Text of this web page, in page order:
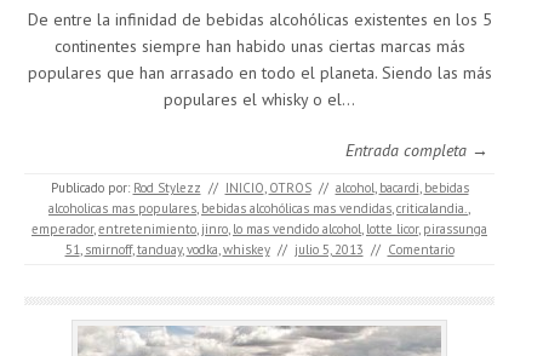
De entre la infinidad de bebidas alcohólicas existentes en los 5
continentes siempre han habido unas ciertas marcas más
populares que han arrasado en todo el planeta. Siendo las más
populares el whisky o el…
Entrada completa →
Publicado por: Rod Stylezz // INICIO, OTROS // alcohol, bacardi, bebidas
alcoholicas mas populares, bebidas alcohólicas mas vendidas,criticalandia.,
emperador,entretenimiento, jinro, lo mas vendido alcohol, lotte licor, pirassunga
51, smirnoff,tanduay,vodka,whiskey // julio 5, 2013 // Comentario